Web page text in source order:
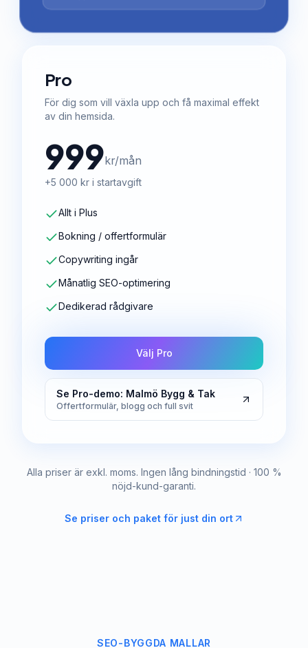
Pro
För dig som vill växla upp och få maximal effekt
av din hemsida.
999kr/mån
+5 000 kr i startavgift
Allt i Plus
Bokning / offertformulär
Copywriting ingår
Månatlig SEO-optimering
Dedikerad rådgivare
Välj Pro
Se Pro-demo: Malmö Bygg & Tak
Offertformulär, blogg och full svit
Alla priser är exkl. moms. Ingen lång bindningstid · 100 %
nöjd-kund-garanti.
Se priser och paket för just din ort
SEO-BYGGDA MALLAR